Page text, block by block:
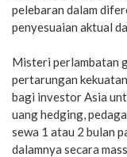
pelebaran dalam
penyesuaian aktual
Misteri perlambatan
pertarungan
bagi investor Asia
uang hedging,
sewa 1 atau 2 bulan
dalamnya secara